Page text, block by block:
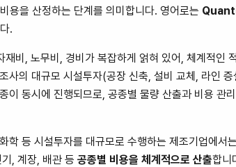
용을 산정하는 단계를 의미합니다. 영어로는
.
재비, 노무비, 경비가 복잡하게 얽혀 있어, 체계적인
사의 대규모 시설투자(공장 신축, 설비 교체, 라인 증
이 동시에 진행되므로, 공종별 물량 산출과 비용 관
화학 등 시설투자를 대규모로 수행하는 제조기업에서
, 계장, 배관 등 공종별 비용을 체계적으로 산출합니